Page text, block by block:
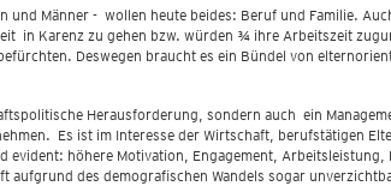
und Männer - wollen heute beides: Beruf und Familie.
in Karenz zu gehen bzw. würden ¾ ihre Arbeitszeit
Deswegen braucht es ein Bündel von
Herausforderung, sondern auch ein
Es ist im Interesse der Wirtschaft, berufstätigen
höhere Motivation, Engagement, Arbeitsleistung,
des demografischen Wandels sogar